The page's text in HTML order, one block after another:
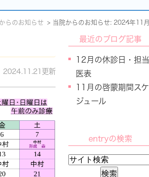
らのお知らせ 当院からのお知らせ: 2024年11月
2024.11.21更新
最近のブログ記事
12月の休診日・担当
医表
11月の啓蒙期間スケ
ジュール
entryの検索